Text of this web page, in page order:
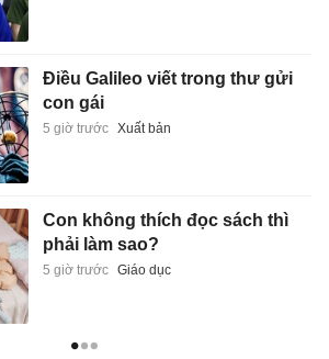
Điều Galileo viết trong thư gửi
con gái
5 giờ trước Xuất bản
Con không thích đọc sách thì
phải làm sao?
5 giờ trước Giáo dục